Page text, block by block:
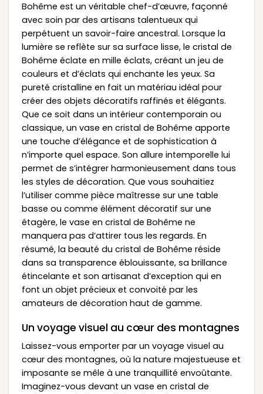
Bohême est un véritable chef-d’œuvre, façonné
avec soin par des artisans talentueux qui
perpétuent un savoir-faire ancestral. Lorsque la
lumière se reflète sur sa surface lisse, le cristal de
Bohême éclate en mille éclats, créant un jeu de
couleurs et d’éclats qui enchante les yeux. Sa
pureté cristalline en fait un matériau idéal pour
créer des objets décoratifs raffinés et élégants.
Que ce soit dans un intérieur contemporain ou
classique, un vase en cristal de Bohême apporte
une touche d’élégance et de sophistication à
n’importe quel espace. Son allure intemporelle lui
permet de s’intégrer harmonieusement dans tous
les styles de décoration. Que vous souhaitiez
l’utiliser comme pièce maîtresse sur une table
basse ou comme élément décoratif sur une
étagère, le vase en cristal de Bohême ne
manquera pas d’attirer tous les regards. En
résumé, la beauté du cristal de Bohême réside
dans sa transparence éblouissante, sa brillance
étincelante et son artisanat d’exception qui en
font un objet précieux et convoité par les
amateurs de décoration haut de gamme.
Un voyage visuel au cœur des montagnes
Laissez-vous emporter par un voyage visuel au
cœur des montagnes, où la nature majestueuse et
imposante se mêle à une tranquillité envoûtante.
Imaginez-vous devant un vase en cristal de